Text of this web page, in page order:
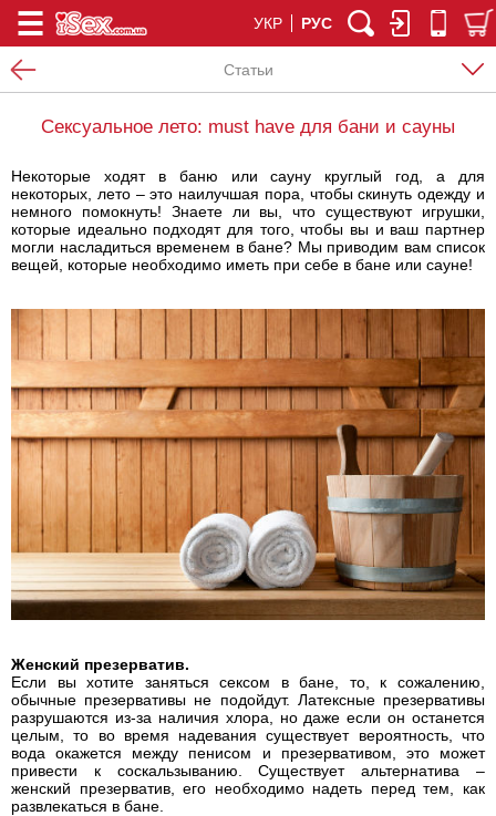
УКР РУС
Статьи
Сексуальное лето: must have для бани и сауны
Некоторые ходят в баню или сауну круглый год, а для
некоторых, лето – это наилучшая пора, чтобы скинуть одежду и
немного помокнуть! Знаете ли вы, что существуют игрушки,
которые идеально подходят для того, чтобы вы и ваш партнер
могли насладиться временем в бане? Мы приводим вам список
вещей, которые необходимо иметь при себе в бане или сауне!
Женский презерватив.
Если вы хотите заняться сексом в бане, то, к сожалению,
обычные презервативы не подойдут. Латексные презервативы
разрушаются из-за наличия хлора, но даже если он останется
целым, то во время надевания существует вероятность, что
вода окажется между пенисом и презервативом, это может
привести к соскальзыванию. Существует альтернатива –
женский презерватив, его необходимо надеть перед тем, как
развлекаться в бане.